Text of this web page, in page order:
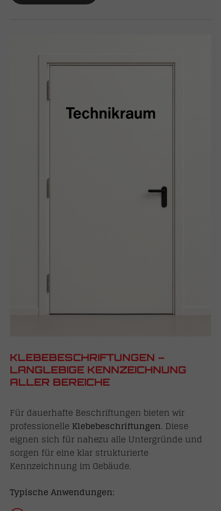
KLEBEBESCHRIFTUNGEN –
LANGLEBIGE KENNZEICHNUNG
ALLER BEREICHE
Für dauerhafte Beschriftungen bieten wir
professionelle Klebebeschriftungen. Diese
eignen sich für nahezu alle Untergründe und
sorgen für eine klar strukturierte
Kennzeichnung im Gebäude.
Typische Anwendungen: